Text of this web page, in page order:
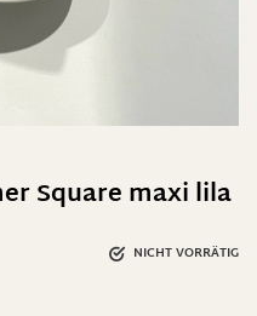
Square maxi lila
NICHT VORRÄTIG